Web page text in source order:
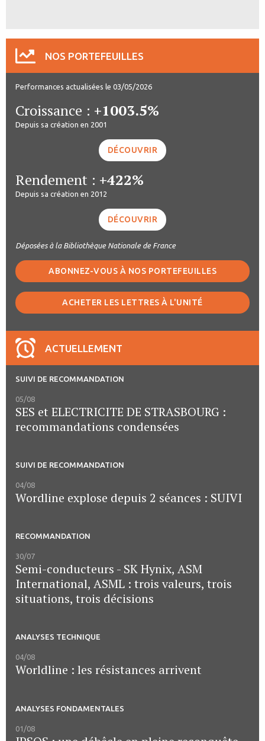
NOS PORTEFEUILLES
Performances actualisées le 03/05/2026
Croissance : +1003.5%
Depuis sa création en 2001
DÉCOUVRIR
Rendement : +422%
Depuis sa création en 2012
DÉCOUVRIR
Déposées à la Bibliothèque Nationale de France
ABONNEZ-VOUS À NOS PORTEFEUILLES
ACHETER LES LETTRES À L'UNITÉ
ACTUELLEMENT
SUIVI DE RECOMMANDATION
05/08
SES et ELECTRICITE DE STRASBOURG :
recommandations condensées
SUIVI DE RECOMMANDATION
04/08
Wordline explose depuis 2 séances : SUIVI
RECOMMANDATION
30/07
Semi-conducteurs - SK Hynix, ASM
International, ASML : trois valeurs, trois
situations, trois décisions
ANALYSES TECHNIQUE
04/08
Worldline : les résistances arrivent
ANALYSES FONDAMENTALES
01/08